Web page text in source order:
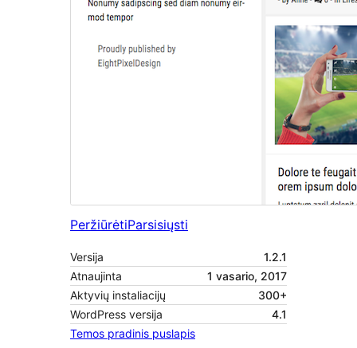
PeržiūrėtiParsisiųsti
Versija
1.2.1
Atnaujinta
1 vasario, 2017
Aktyvių instaliacijų
300+
WordPress versija
4.1
Temos pradinis puslapis